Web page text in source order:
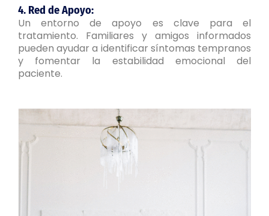
4. Red de Apoyo:
Un entorno de apoyo es clave para el
tratamiento. Familiares y amigos informados
pueden ayudar a identificar síntomas tempranos
y fomentar la estabilidad emocional del
paciente.